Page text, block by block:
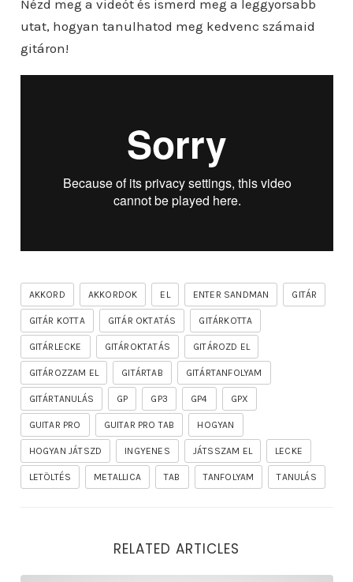
Nézd meg a videót és ismerd meg a leggyorsabb
utat, hogyan tanulhatod meg kedvenc számaid
gitáron!
AKKORD AKKORDOK EL ENTER SANDMAN GITÁR
GITÁR KOTTA GITÁR OKTATÁS GITÁRKOTTA
GITÁRLECKE GITÁROKTATÁS GITÁROZD EL
GITÁROZZAM EL GITÁRTAB GITÁRTANFOLYAM
GITÁRTANULÁS GP GP3 GP4 GPX
GUITAR PRO GUITAR PRO TAB HOGYAN
HOGYAN JÁTSZD INGYENES JÁTSSZAM EL LECKE
LETÖLTÉS METALLICA TAB TANFOLYAM TANULÁS
RELATED ARTICLES